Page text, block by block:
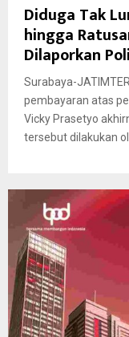
Diduga Tak
hingga
Dilaporkan
Surabaya-
pembayaran atas
Vicky Prasetyo
tersebut dilakukan